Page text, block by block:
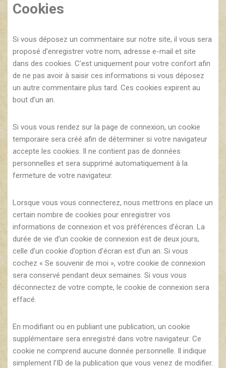
Cookies
Si vous déposez un commentaire sur notre site, il vous sera
proposé d’enregistrer votre nom, adresse e-mail et site
dans des cookies. C’est uniquement pour votre confort afin
de ne pas avoir à saisir ces informations si vous déposez
un autre commentaire plus tard. Ces cookies expirent au
bout d’un an.
Si vous vous rendez sur la page de connexion, un cookie
temporaire sera créé afin de déterminer si votre navigateur
accepte les cookies. Il ne contient pas de données
personnelles et sera supprimé automatiquement à la
fermeture de votre navigateur.
Lorsque vous vous connecterez, nous mettrons en place un
certain nombre de cookies pour enregistrer vos
informations de connexion et vos préférences d’écran. La
durée de vie d’un cookie de connexion est de deux jours,
celle d’un cookie d’option d’écran est d’un an. Si vous
cochez « Se souvenir de moi », votre cookie de connexion
sera conservé pendant deux semaines. Si vous vous
déconnectez de votre compte, le cookie de connexion sera
effacé.
En modifiant ou en publiant une publication, un cookie
supplémentaire sera enregistré dans votre navigateur. Ce
cookie ne comprend aucune donnée personnelle. Il indique
simplement l’ID de la publication que vous venez de modifier.